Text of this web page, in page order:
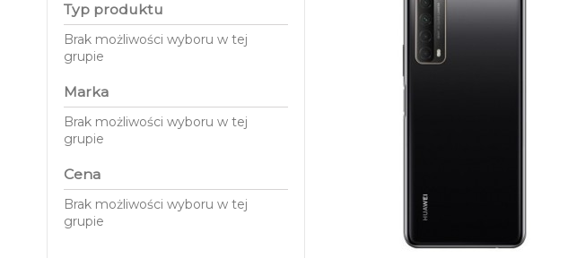
Typ produktu
Brak możliwości wyboru w tej
grupie
Marka
Brak możliwości wyboru w tej
grupie
Cena
Brak możliwości wyboru w tej
grupie